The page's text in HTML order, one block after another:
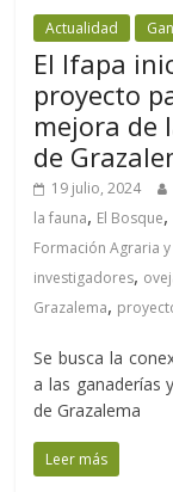
Actualidad
El Ifapa
proyecto
mejora de
de
19 julio, 2024
la fauna, El Bosque,
Formación Agraria
investigadores,
Grazalema,
Se busca la
a las ganaderías
de Grazalema
Leer más